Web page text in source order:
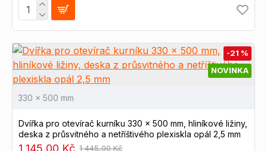
NOVINKA
-21 %
330 x 500 mm
Dvířka pro otevírač kurníku 330 x 500 mm, hliníkové ližiny,
deska z průsvitného a netříštivého plexiskla opál 2,5 mm
1 145,00 Kč 1 445,00 Kč